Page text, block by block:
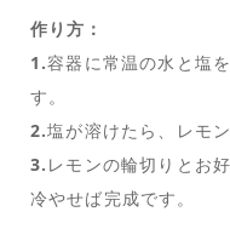
作り方：
1.容器に常温の水と塩
す。
2.塩が溶けたら、レモ
3. レモンの輪切りとお
冷やせば完成です。